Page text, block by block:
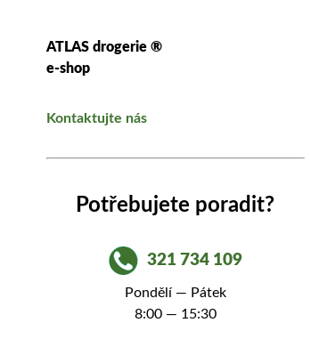
ATLAS drogerie ®
e-shop
Kontaktujte nás
Potřebujete poradit?
321 734 109
Pondělí — Pátek
8:00 — 15:30